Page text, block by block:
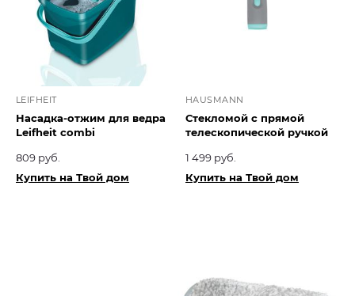
LEIFHEIT
Насадка-отжим для ведра
Leifheit combi
809 руб.
Купить на Твой дом
HAUSMANN
Стекломой с прямой
телескопической ручкой
1 499 руб.
Купить на Твой дом